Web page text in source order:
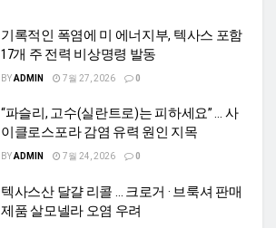
기록적인 폭염에 미 에너지부, 텍사스 포함
17개 주 전력 비상명령 발동
BYADMIN 7월 27, 2026 0
“파슬리, 고수(실란트로)는 피하세요” … 사
이클로스포라 감염 유력 원인 지목
BYADMIN 7월 24, 2026 0
텍사스산 달걀 리콜 … 크로거 · 브룩셔 판매
제품 살모넬라 오염 우려